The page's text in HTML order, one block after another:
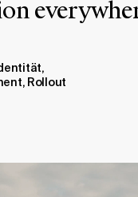
Rollout